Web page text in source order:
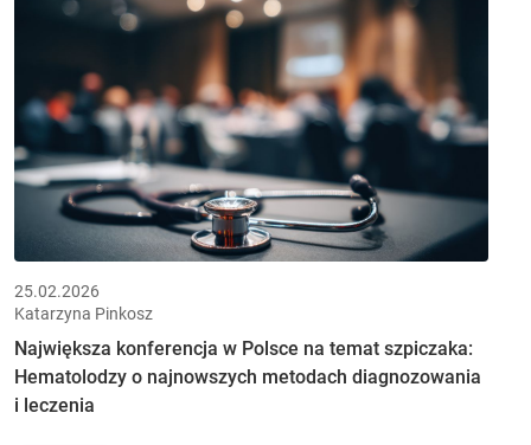
25.02.2026
Katarzyna Pinkosz
Największa konferencja w Polsce na temat szpiczaka:
Hematolodzy o najnowszych metodach diagnozowania
i leczenia